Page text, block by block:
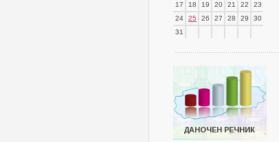
17
18 19 20 21 22
23
24
25 26 27 28 29
30
31